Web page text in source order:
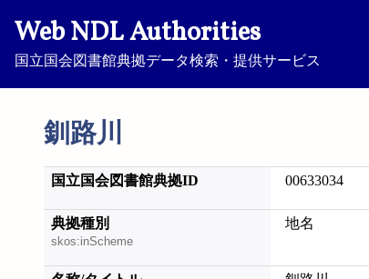
Web NDL Authorities
国立国会図書館典拠データ検索・提供サービス
釧路川
国立国会図書館典拠ID 00633034
典拠種別
skos:inScheme
地名